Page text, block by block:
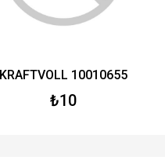
KRAFTVOLL 10010655
₺10